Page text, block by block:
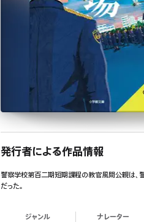
発行者による作品情報
警察学校第百二期短期課程の教官風間公親は、
だった。
ジャンル ナレーター